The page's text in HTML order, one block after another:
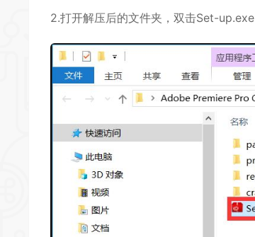
2.打开解压后的文件夹，双击Set-up.exe